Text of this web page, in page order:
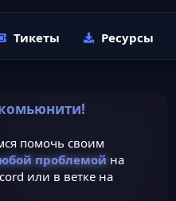
Тикеты Ресурсы
помочь своим
проблемойна
или в ветке на